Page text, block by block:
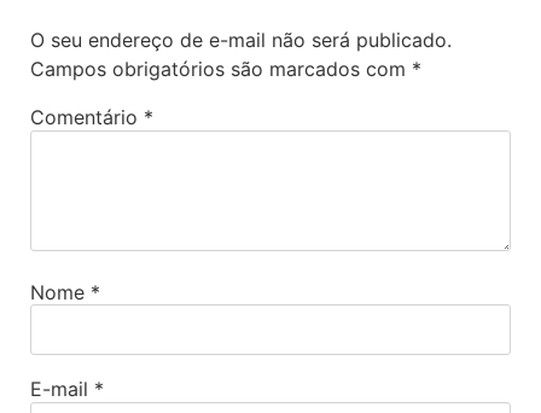
O seu endereço de e-mail não será publicado.
Campos obrigatórios são marcados com *
Comentário *
Nome *
E-mail *